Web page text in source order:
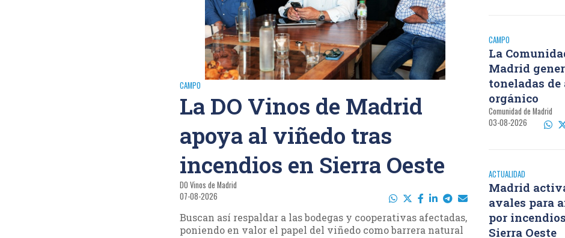
CAMPO
La DO Vinos de Madrid
apoya al viñedo tras
incendios en Sierra Oeste
DO Vinos de Madrid
07-08-2026
Buscan así respaldar a las bodegas y cooperativas afectadas,
poniendo en valor el papel del viñedo como barrera natural
CAMPO
La
Madrid
toneladas de
orgánico
Comunidad de Madrid
03-08-2026
ACTUALIDAD
Madrid
avales para
por
Sierra Oeste